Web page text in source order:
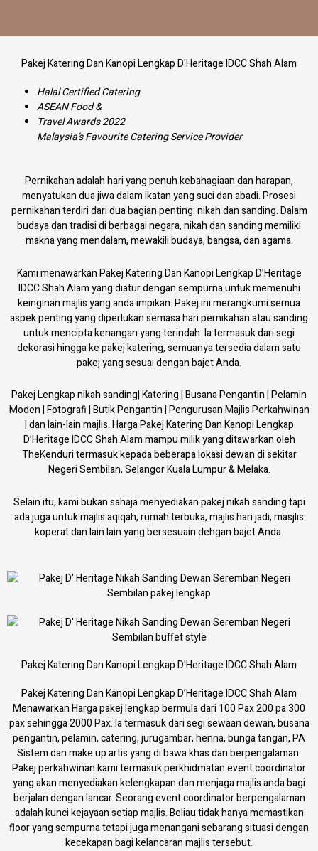
content
Pakej Katering Dan Kanopi Lengkap D'Heritage IDCC Shah Alam
Halal Certified Catering
ASEAN Food &
Travel Awards 2022
Malaysia’s Favourite Catering Service Provider
Pernikahan adalah hari yang penuh kebahagiaan dan harapan,
menyatukan dua jiwa dalam ikatan yang suci dan abadi. Prosesi
pernikahan terdiri dari dua bagian penting: nikah dan sanding. Dalam
budaya dan tradisi di berbagai negara, nikah dan sanding memiliki
makna yang mendalam, mewakili budaya, bangsa, dan agama.
Kami menawarkan Pakej Katering Dan Kanopi Lengkap D’Heritage
IDCC Shah Alam yang diatur dengan sempurna untuk memenuhi
keinginan majlis yang anda impikan. Pakej ini merangkumi semua
aspek penting yang diperlukan semasa hari pernikahan atau sanding
untuk mencipta kenangan yang terindah. Ia termasuk dari segi
dekorasi hingga ke pakej katering, semuanya tersedia dalam satu
pakej yang sesuai dengan bajet Anda.
Pakej Lengkap nikah sanding| Katering | Busana Pengantin | Pelamin
Moden | Fotografi | Butik Pengantin | Pengurusan Majlis Perkahwinan
| dan lain-lain majlis. Harga Pakej Katering Dan Kanopi Lengkap
D’Heritage IDCC Shah Alam mampu milik yang ditawarkan oleh
TheKenduri termasuk kepada beberapa lokasi dewan di sekitar
Negeri Sembilan, Selangor Kuala Lumpur & Melaka.
Selain itu, kami bukan sahaja menyediakan pakej nikah sanding tapi
ada juga untuk majlis aqiqah, rumah terbuka, majlis hari jadi, masjlis
koperat dan lain lain yang bersesuain dehgan bajet Anda.
Pakej Katering Dan Kanopi Lengkap D'Heritage IDCC Shah Alam
Pakej Katering Dan Kanopi Lengkap D’Heritage IDCC Shah Alam
Menawarkan Harga pakej lengkap bermula dari 100 Pax 200 pa 300
pax sehingga 2000 Pax. Ia termasuk dari segi sewaan dewan, busana
pengantin, pelamin, catering, jurugambar, henna, bunga tangan, PA
Sistem dan make up artis yang di bawa khas dan berpengalaman.
Pakej perkahwinan kami termasuk perkhidmatan event coordinator
yang akan menyediakan kelengkapan dan menjaga majlis anda bagi
berjalan dengan lancar. Seorang event coordinator berpengalaman
adalah kunci kejayaan setiap majlis. Beliau tidak hanya memastikan
floor yang sempurna tetapi juga menangani sebarang situasi dengan
kecekapan bagi kelancaran majlis tersebut.